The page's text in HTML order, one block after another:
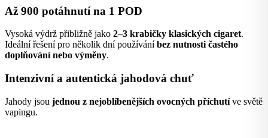
Až 900 potáhnutí na 1 POD
Vysoká výdrž přibližně jako 2–3 krabičky klasických cigaret.
Ideální řešení pro několik dní používáníbez nutnosti častého
doplňování nebo výměny.
Intenzivní a autentická jahodová chuť
Jahody jsou jednou z nejoblíbenějších ovocných příchutíve světě
vapingu.